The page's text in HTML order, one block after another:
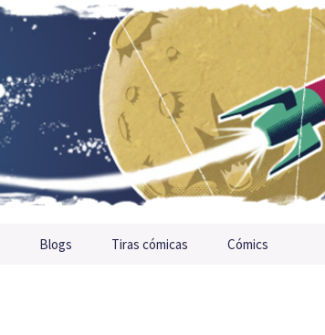
Blogs Tiras cómicas Cómics